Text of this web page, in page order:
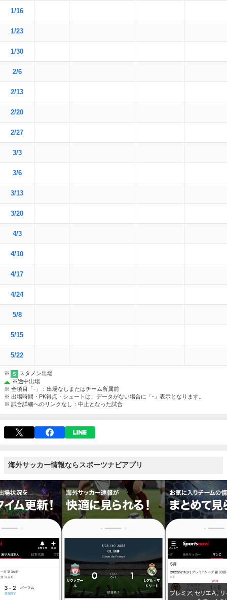
1/16
1/23
1/30
2/6
2/13
2/20
2/27
3/3
3/6
3/13
3/20
4/3
4/10
4/17
4/24
5/8
5/15
5/22
※ S
スタメン出場
※途中出場
※ 全項目「-」：出場なしまたはチーム所属前
※ 出場時間・PK得点・シュートは、データがない場合に「-」表示となります。
※ 試合詳細へのリンクなし：中止となった試合
海外サッカー情報ならスポーツナビアプリ